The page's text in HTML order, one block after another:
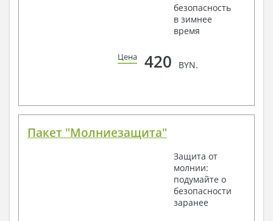
безопасность
в зимнее
время
Цена 420 BYN.
Пакет "Молниезащита"
Защита от
молнии:
подумайте о
безопасности
заранее